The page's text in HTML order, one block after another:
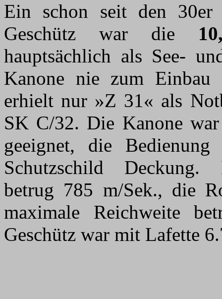
Ein schon seit den 30er
Geschütz war die
hauptsächlich als See-
Kanone nie zum Einbau
erhielt nur »Z 31« als
SK C/32. Die Kanone
geeignet, die
Schutzschild Deckung.
betrug 785 m/Sek., die
maximale Reichweite
Geschütz war mit Lafette